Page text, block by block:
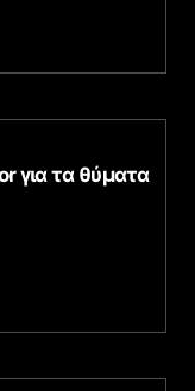
για τα θύματα